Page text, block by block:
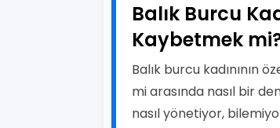
Balık Burcu
Kaybetmek
Balık burcu
mi arasında nasıl bir
nasıl yönetiyor,